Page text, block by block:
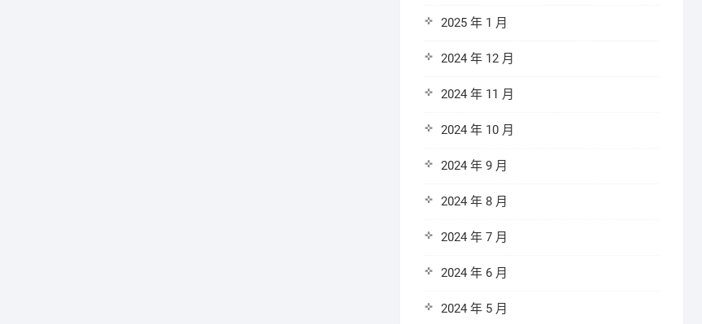
2025 年 1 月
2024 年 12 月
2024 年 11 月
2024 年 10 月
2024 年 9 月
2024 年 8 月
2024 年 7 月
2024 年 6 月
2024 年 5 月